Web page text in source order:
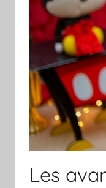
Les